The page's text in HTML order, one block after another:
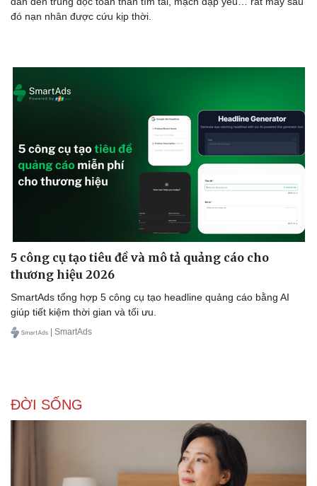
Doanh nghiệp
Tin Công nghệ
Trải nghiệm
Chuyển đổi số
đó nạn nhân được cứu kịp thời.
5 công cụ tạo tiêu đề và mô tả quảng cáo cho
thương hiệu 2026
SmartAds tổng hợp 5 công cụ tạo headline quảng cáo bằng AI
giúp tiết kiệm thời gian và tối ưu.
| SmartAds
ĐỜI SỐNG